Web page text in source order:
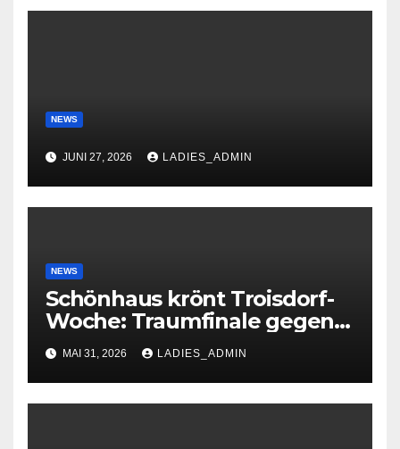
NEWS
JUNI 27, 2026 LADIES_ADMIN
NEWS
Schönhaus krönt Troisdorf-
Woche: Traumfinale gegen
Petkovic begeistert 600
Zuschauer
MAI 31, 2026 LADIES_ADMIN